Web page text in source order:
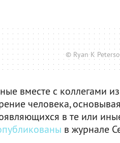
© Ryan K
вместе с коллегами
человека,
в те или
в журнале